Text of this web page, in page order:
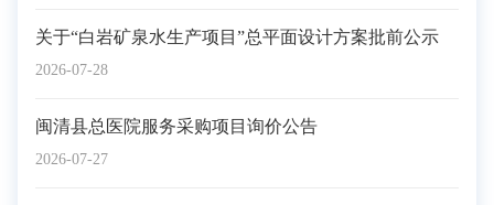
2026-07-28
关于“白岩矿泉水生产项目”总平面设计方案批前公示
2026-07-27
闽清县总医院服务采购项目询价公告